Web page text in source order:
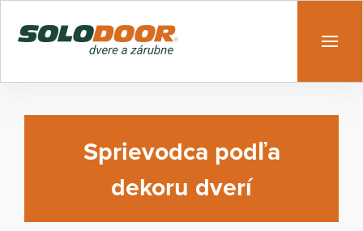
Sprievodca podľa
dekoru dverí